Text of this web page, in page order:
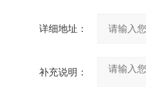
详细地址：
补充说明：